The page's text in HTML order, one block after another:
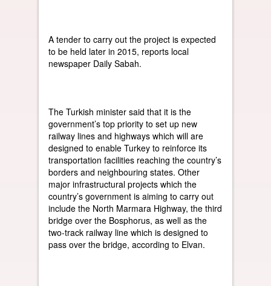
A tender to carry out the project is expected
to be held later in 2015, reports local
newspaper Daily Sabah.
The Turkish minister said that it is the
government’s top priority to set up new
railway lines and highways which will are
designed to enable Turkey to reinforce its
transportation facilities reaching the country’s
borders and neighbouring states. Other
major infrastructural projects which the
country’s government is aiming to carry out
include the North Marmara Highway, the third
bridge over the Bosphorus, as well as the
two-track railway line which is designed to
pass over the bridge, according to Elvan.